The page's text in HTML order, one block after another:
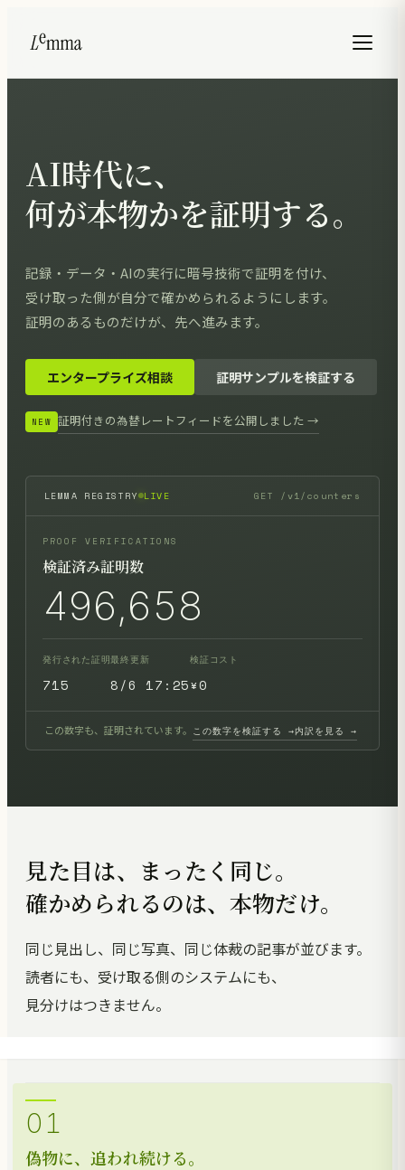
AI時代に、
何が本物かを証明する。
記録・データ・AIの実行に暗号技術で証明を付け、
受け取った側が自分で確かめられるようにします。
証明のあるものだけが、先へ進みます。
エンタープライズ相談 証明サンプルを検証する
NEW 証明付きの為替レートフィードを公開しました →
LEMMA REGISTRY LIVE GET /v1/counters
PROOF VERIFICATIONS
検証済み証明数
496,658
発行された証明
715
最終更新
8/6 17:25
検証コスト
¥0
この数字も、証明されています。 この数字を検証する →内訳を見る →
見た目は、まったく同じ。
確かめられるのは、本物だけ。
同じ見出し、同じ写真、同じ体裁の記事が並びます。
読者にも、受け取る側のシステムにも、
見分けはつきません。
01
偽物に、追われ続ける。